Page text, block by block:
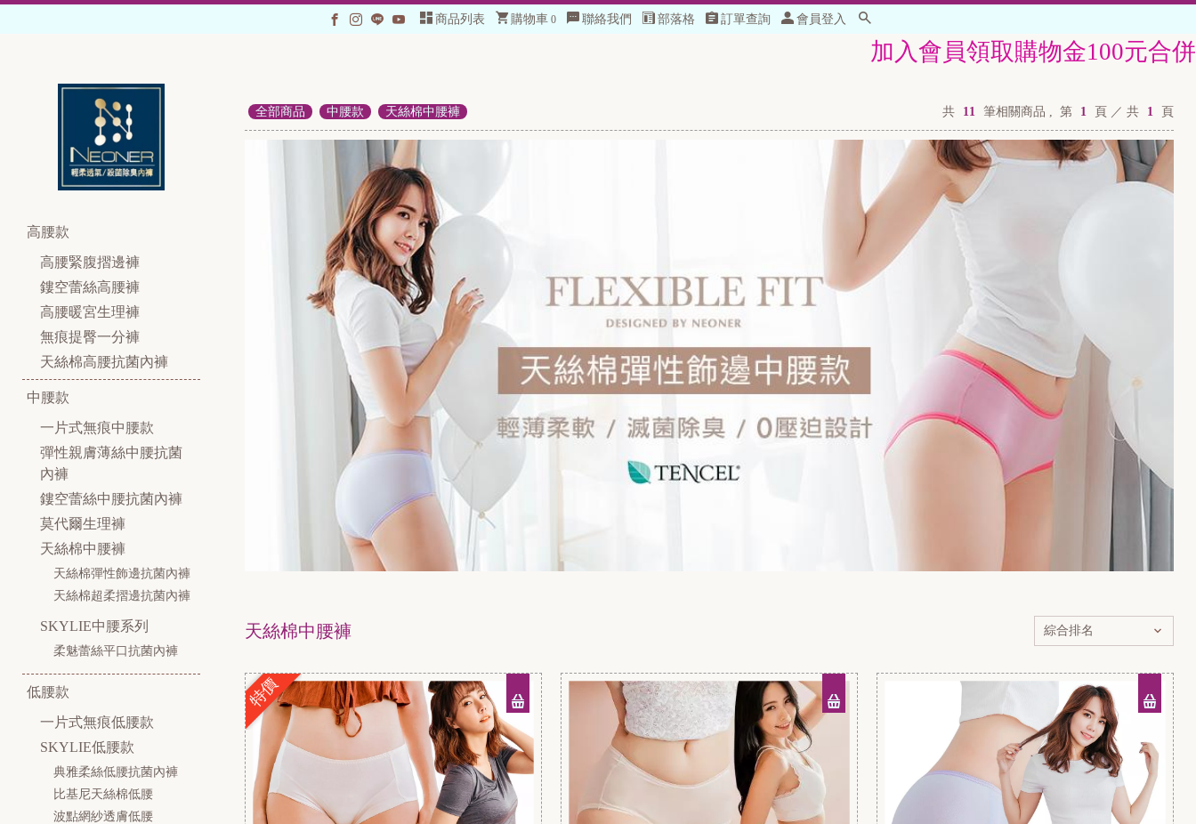
商品列表 購物車 0 聯絡我們 部落格 訂單查詢 會員登入
加入會員領取購物金100元合併優惠活
高腰款
高腰緊腹摺邊褲
鏤空蕾絲高腰褲
高腰暖宮生理褲
無痕提臀一分褲
天絲棉高腰抗菌內褲
中腰款
一片式無痕中腰款
彈性親膚薄絲中腰抗菌
內褲
鏤空蕾絲中腰抗菌內褲
莫代爾生理褲
天絲棉中腰褲
天絲棉彈性飾邊抗菌內褲
天絲棉超柔摺邊抗菌內褲
SKYLIE中腰系列
柔魅蕾絲平口抗菌內褲
低腰款
一片式無痕低腰款
SKYLIE低腰款
典雅柔絲低腰抗菌內褲
比基尼天絲棉低腰
波點網紗透膚低腰
全部商品 中腰款 天絲棉中腰褲 共 11 筆相關商品 , 第 1 頁 ／ 共 1 頁
天絲棉中腰褲
特價